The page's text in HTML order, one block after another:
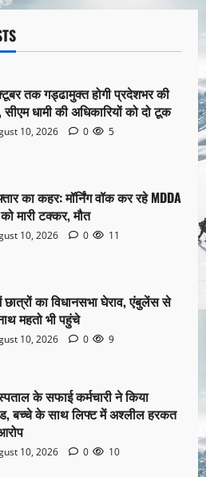
तक गड्ढामुक्त होगी प्रदेशभर की
धामी की अधिकारियों को दो टूक
10, 2026 0 5
का कहर: मॉर्निंग वॉक कर रहे MDDA
मारी टक्कर, मौत
10, 2026 0 11
छात्रों का विधानसभा घेराव, एंबुलेंस से
महतो भी पहुंचे
10, 2026 0 9
के सफाई कर्मचारी ने किया
बच्चे के साथ लिफ्ट में अश्लील हरकत
10, 2026 0 10